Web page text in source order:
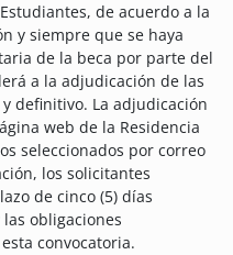
de acuerdo a la
y siempre que se haya
de la beca por parte del
a la adjudicación de las
definitivo. La adjudicación
web de la Residencia
seleccionados por correo
los solicitantes
de cinco (5) días
obligaciones
convocatoria.